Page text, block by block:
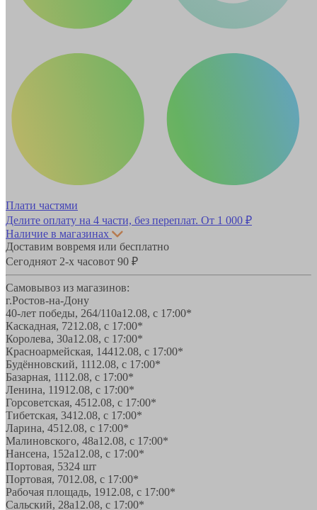
Плати частями
Делите оплату на 4 части, без переплат. От 1 000 ₽
Наличие в магазинах
Доставим вовремя или бесплатно
Сегодняот 2-х часовот 90 ₽
Самовывоз из магазинов:
г.Ростов-на-Дону
40-лет победы, 264/110а12.08, с 17:00*
Каскадная, 7212.08, с 17:00*
Королева, 30а12.08, с 17:00*
Красноармейская, 14412.08, с 17:00*
Будённовский, 1112.08, с 17:00*
Базарная, 1112.08, с 17:00*
Ленина, 11912.08, с 17:00*
Горсоветская, 4512.08, с 17:00*
Тибетская, 3412.08, с 17:00*
Ларина, 4512.08, с 17:00*
Малиновского, 48а12.08, с 17:00*
Нансена, 152а12.08, с 17:00*
Портовая, 5324 шт
Портовая, 7012.08, с 17:00*
Рабочая площадь, 1912.08, с 17:00*
Сальский, 28a12.08, с 17:00*